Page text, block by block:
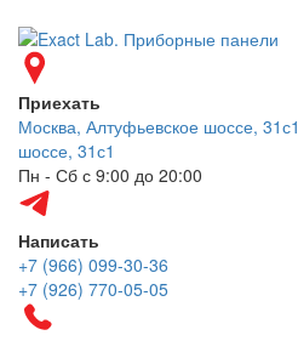
Приехать
Москва, Алтуфьевское шоссе, 31с1
шоссе, 31с1
Пн - Сб с 9:00 до 20:00
Написать
+7 (966) 099-30-36
+7 (926) 770-05-05